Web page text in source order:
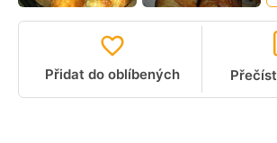
Přidat do oblíbených